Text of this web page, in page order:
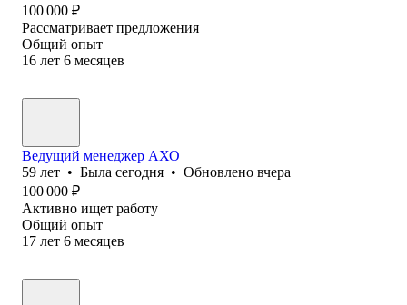
100 000 ₽
Рассматривает предложения
Общий опыт
16 лет 6 месяцев
Ведущий менеджер АХО
59 лет • Была сегодня • Обновлено вчера
100 000 ₽
Активно ищет работу
Общий опыт
17 лет 6 месяцев